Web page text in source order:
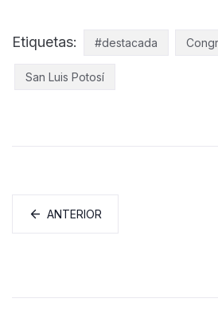
Etiquetas: #destacada
San Luis Potosí
ANTERIOR